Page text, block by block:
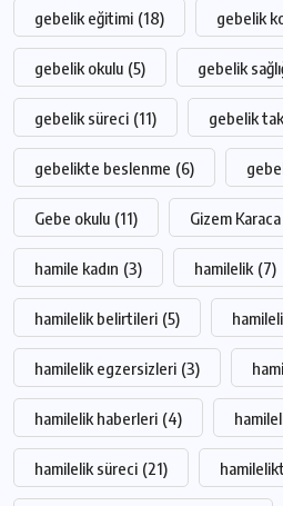
gebelik eğitimi (18) gebelik
gebelik okulu (5) gebelik
gebelik süreci (11) gebelik
gebelikte beslenme (6)
Gebe okulu (11) Gizem Karaca
hamile kadın (3) hamilelik (7)
hamilelik belirtileri (5)
hamilelik egzersizleri (3)
hamilelik haberleri (4)
hamilelik süreci (21)